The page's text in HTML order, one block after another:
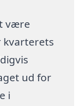
være
kvarterets
ud for
i